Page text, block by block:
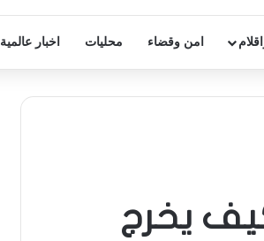
امن وقضاء محليات اخبار عالمية
يخرج